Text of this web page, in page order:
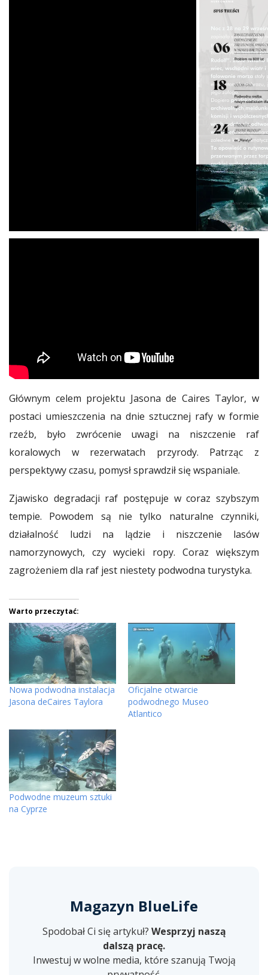
Głównym celem projektu Jasona de Caires Taylor, w
postaci umieszczenia na dnie sztucznej rafy w formie
rzeźb, było zwrócenie uwagi na niszczenie raf
koralowych w rezerwatach przyrody. Patrząc z
perspektywy czasu, pomysł sprawdził się wspaniale.
Zjawisko degradacji raf postępuje w coraz szybszym
tempie. Powodem są nie tylko naturalne czynniki,
działalność ludzi na lądzie i niszczenie lasów
namorzynowych, czy wycieki ropy. Coraz większym
zagrożeniem dla raf jest niestety podwodna turystyka.
Warto przeczytać:
Nowa podwodna instalacja
Jasona deCaires Taylora
Oficjalne otwarcie
podwodnego Museo
Atlantico
Podwodne muzeum sztuki
na Cyprze
Magazyn BlueLife
Spodobał Ci się artykuł? Wesprzyj naszą
dalszą pracę.
Inwestuj w wolne media, które szanują Twoją